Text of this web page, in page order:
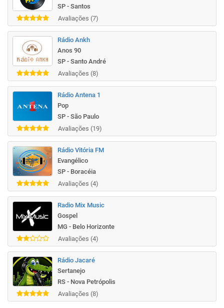
SP - Santos
Avaliações (7)
Rádio Ankh
Anos 90
SP - Santo André
Avaliações (8)
Rádio Antena 1
Pop
SP - São Paulo
Avaliações (19)
Rádio Vitória FM
Evangélico
SP - Boracéia
Avaliações (4)
Radio Mix Music
Gospel
MG - Belo Horizonte
Avaliações (4)
Rádio Jacaré
Sertanejo
RS - Nova Petrópolis
Avaliações (8)